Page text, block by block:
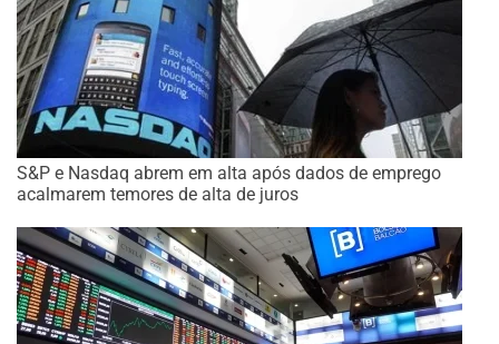
S&P e Nasdaq abrem em alta após dados de emprego
acalmarem temores de alta de juros